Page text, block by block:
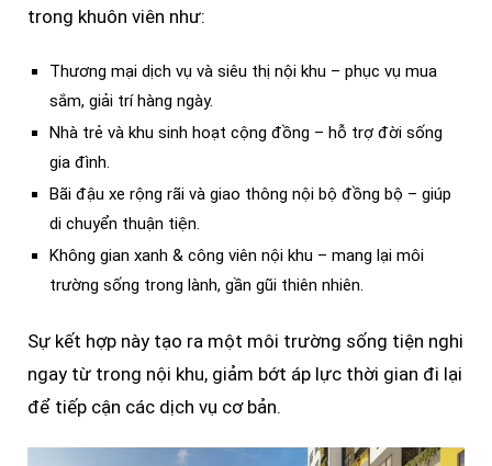
trong khuôn viên như:
Thương mại dịch vụ và siêu thị nội khu – phục vụ mua
sắm, giải trí hàng ngày.
Nhà trẻ và khu sinh hoạt cộng đồng – hỗ trợ đời sống
gia đình.
Bãi đậu xe rộng rãi và giao thông nội bộ đồng bộ – giúp
di chuyển thuận tiện.
Không gian xanh & công viên nội khu – mang lại môi
trường sống trong lành, gần gũi thiên nhiên.
Sự kết hợp này tạo ra một môi trường sống tiện nghi
ngay từ trong nội khu, giảm bớt áp lực thời gian đi lại
để tiếp cận các dịch vụ cơ bản.